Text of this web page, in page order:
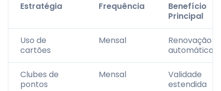
Estratégia Frequência
Benefício
Principal
Uso de
cartões
Mensal
Renovação
automática
Clubes de
pontos
Mensal
Validade
estendida